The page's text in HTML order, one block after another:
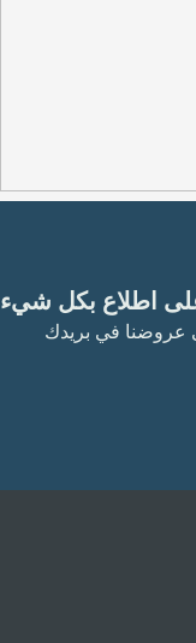
على اطلاع بكل شيء
عروضنا في بريدك